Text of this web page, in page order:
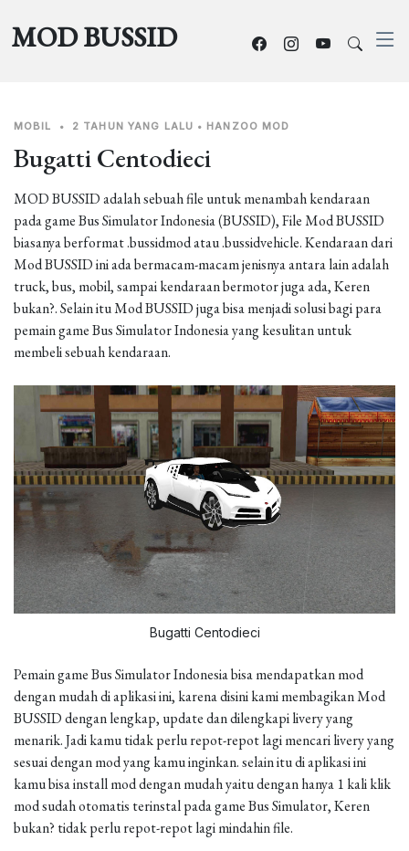
MOD BUSSID
MOBIL • 2 TAHUN YANG LALU • HANZOO MOD
Bugatti Centodieci
MOD BUSSID adalah sebuah file untuk menambah kendaraan
pada game Bus Simulator Indonesia (BUSSID), File Mod BUSSID
biasanya berformat .bussidmod atau .bussidvehicle. Kendaraan dari
Mod BUSSID ini ada bermacam-macam jenisnya antara lain adalah
truck, bus, mobil, sampai kendaraan bermotor juga ada, Keren
bukan?. Selain itu Mod BUSSID juga bisa menjadi solusi bagi para
pemain game Bus Simulator Indonesia yang kesulitan untuk
membeli sebuah kendaraan.
Bugatti Centodieci
Pemain game Bus Simulator Indonesia bisa mendapatkan mod
dengan mudah di aplikasi ini, karena disini kami membagikan Mod
BUSSID dengan lengkap, update dan dilengkapi livery yang
menarik. Jadi kamu tidak perlu repot-repot lagi mencari livery yang
sesuai dengan mod yang kamu inginkan. selain itu di aplikasi ini
kamu bisa install mod dengan mudah yaitu dengan hanya 1 kali klik
mod sudah otomatis terinstal pada game Bus Simulator, Keren
bukan? tidak perlu repot-repot lagi mindahin file.